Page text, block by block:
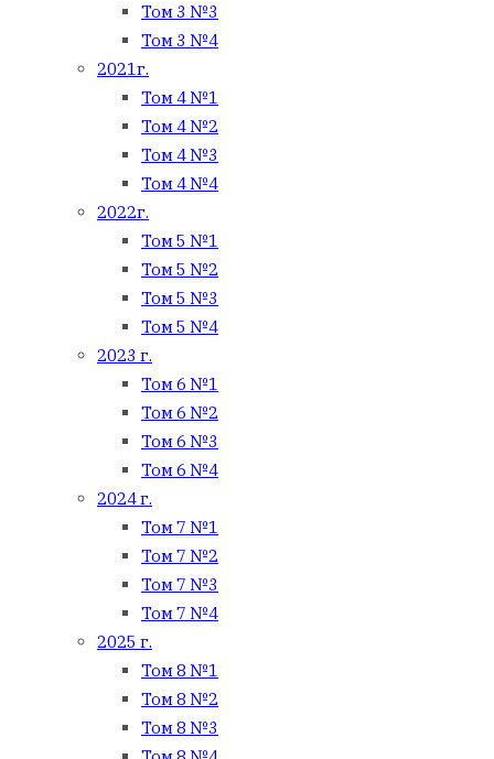
Том 3 №3
Том 3 №4
2021г.
Том 4 №1
Том 4 №2
Том 4 №3
Том 4 №4
2022г.
Том 5 №1
Том 5 №2
Том 5 №3
Том 5 №4
2023 г.
Том 6 №1
Том 6 №2
Том 6 №3
Том 6 №4
2024 г.
Том 7 №1
Том 7 №2
Том 7 №3
Том 7 №4
2025 г.
Том 8 №1
Том 8 №2
Том 8 №3